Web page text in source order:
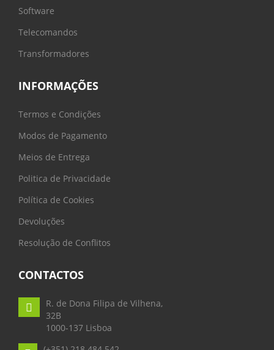
Software
Telecomandos
Transformadores
INFORMAÇÕES
Termos e Condições
Modos de Pagamento
Meios de Entrega
Politica de Privacidade
Política de Cookies
Devoluções
Resolução de Conflitos
CONTACTOS
R. de Dona Filipa de Vilhena,
32B
1000-137 Lisboa